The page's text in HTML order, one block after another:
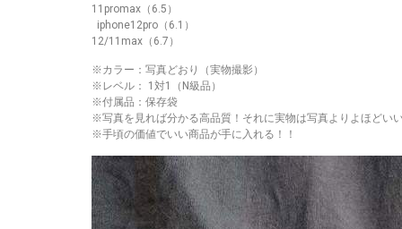
11promax（6.5）
iphone12pro（6.1）
12/11max（6.7）
※カラー：写真どおり（実物撮影）
※レベル： 1対1（N級品）
※付属品：保存袋
※写真を見れば分かる高品質！それに実物は写真よりよほどい
※手頃の価値でいい商品が手に入れる！！